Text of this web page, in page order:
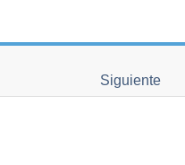
Siguiente